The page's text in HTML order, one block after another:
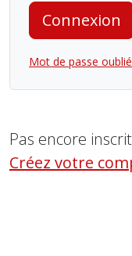
Connexion
Mot de passe
Pas encore
Créez votre